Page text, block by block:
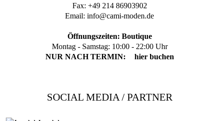
Fax: +49 214 86903902
Email: info@cami-moden.de
Öffnungszeiten: Boutique
Montag - Samstag: 10:00 - 22:00 Uhr
NUR NACH TERMIN:
hier buchen
SOCIAL MEDIA / PARTNER